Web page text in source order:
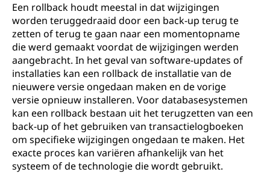
Een rollback houdt meestal in dat wijzigingen
worden teruggedraaid door een back-up terug te
zetten of terug te gaan naar een momentopname
die werd gemaakt voordat de wijzigingen werden
aangebracht. In het geval van software-updates of
installaties kan een rollback de installatie van de
nieuwere versie ongedaan maken en de vorige
versie opnieuw installeren. Voor databasesystemen
kan een rollback bestaan uit het terugzetten van een
back-up of het gebruiken van transactielogboeken
om specifieke wijzigingen ongedaan te maken. Het
exacte proces kan variëren afhankelijk van het
systeem of de technologie die wordt gebruikt.